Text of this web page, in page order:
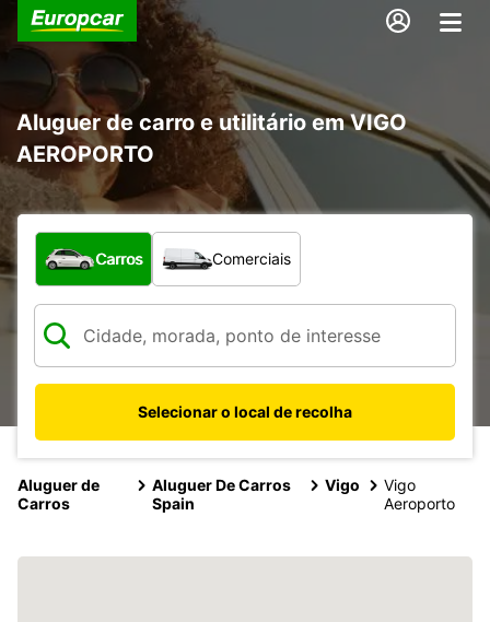
Aluguer de carro e utilitário em VIGO
AEROPORTO
Que tipo de veículo pretende?
Carros Comerciais
Selecionar o local de recolha
Aluguer de
Carros
Aluguer De Carros
Spain
Vigo
Vigo
Aeroporto